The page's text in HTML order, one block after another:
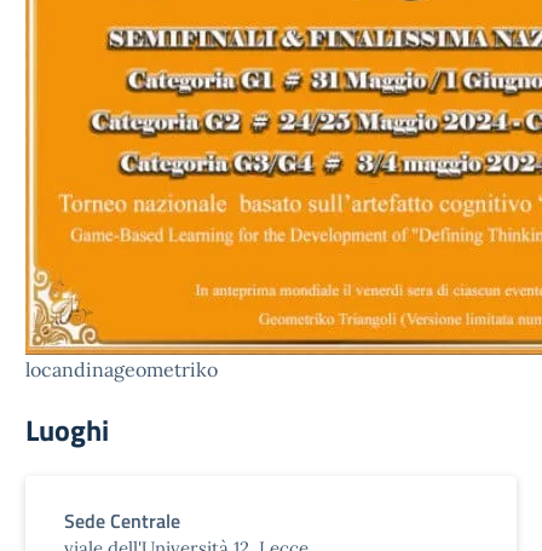
locandinageometriko
Luoghi
Sede Centrale